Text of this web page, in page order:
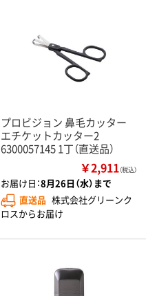
プロビジョン 鼻毛カッター
エチケットカッター2
6300057145 1丁（直送品）
￥2,911（税込）
お届け日：8月26日（水）まで
直送品 株式会社グリーンク
ロスからお届け